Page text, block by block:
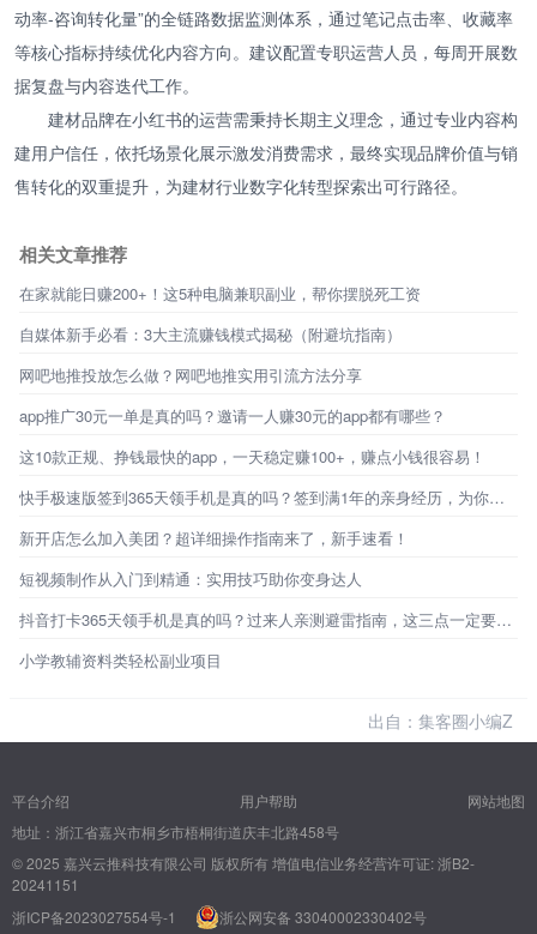
动率-咨询转化量”的全链路数据监测体系，通过笔记点击率、收藏率
等核心指标持续优化内容方向。建议配置专职运营人员，每周开展数
据复盘与内容迭代工作。
建材品牌在小红书的运营需秉持长期主义理念，通过专业内容构
建用户信任，依托场景化展示激发消费需求，最终实现品牌价值与销
售转化的双重提升，为建材行业数字化转型探索出可行路径。
相关文章推荐
在家就能日赚200+！这5种电脑兼职副业，帮你摆脱死工资
自媒体新手必看：3大主流赚钱模式揭秘（附避坑指南）
网吧地推投放怎么做？网吧地推实用引流方法分享
app推广30元一单是真的吗？邀请一人赚30元的app都有哪些？
这10款正规、挣钱最快的app，一天稳定赚100+，赚点小钱很容易！
快手极速版签到365天领手机是真的吗？签到满1年的亲身经历，为你揭秘真相！
新开店怎么加入美团？超详细操作指南来了，新手速看！
短视频制作从入门到精通：实用技巧助你变身达人
抖音打卡365天领手机是真的吗？过来人亲测避雷指南，这三点一定要看！
小学教辅资料类轻松副业项目
出自：集客圈小编Z
平台介绍 用户帮助
网站地图
地址：浙江省嘉兴市桐乡市梧桐街道庆丰北路458号
© 2025 嘉兴云推科技有限公司 版权所有增值电信业务经营许可证: 浙B2-
20241151
浙ICP备2023027554号-1
浙公网安备 33040002330402号